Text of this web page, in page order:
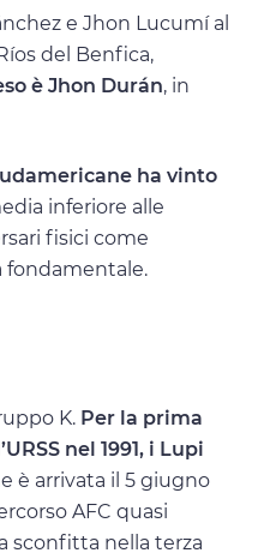
e Jhon Lucumí al
del Benfica,
è Jhon Durán, in
ha vinto
inferiore alle
fisici come
fondamentale.
K. Per la prima
nel 1991, i Lupi
è arrivata il 5 giugno
AFC quasi
sconfitta nella terza